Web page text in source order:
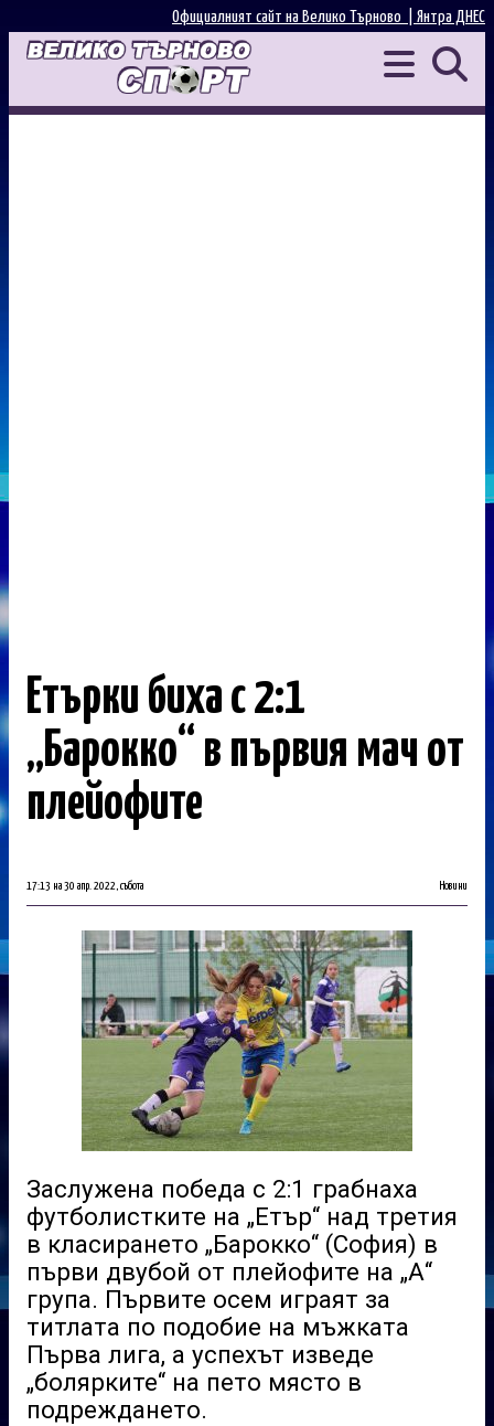
Янтра ДНЕС
Официалният сайт на Велико Търново |
Етърки биха с 2:1
„Барокко“ в първия мач от
плейофите
17:13 на 30 апр. 2022, събота Новини
Заслужена победа с 2:1 грабнаха
футболистките на „Етър“ над третия
в класирането „Барокко“ (София) в
първи двубой от плейофите на „А“
група. Първите осем играят за
титлата по подобие на мъжката
Първа лига, а успехът изведе
„болярките“ на пето място в
подреждането.